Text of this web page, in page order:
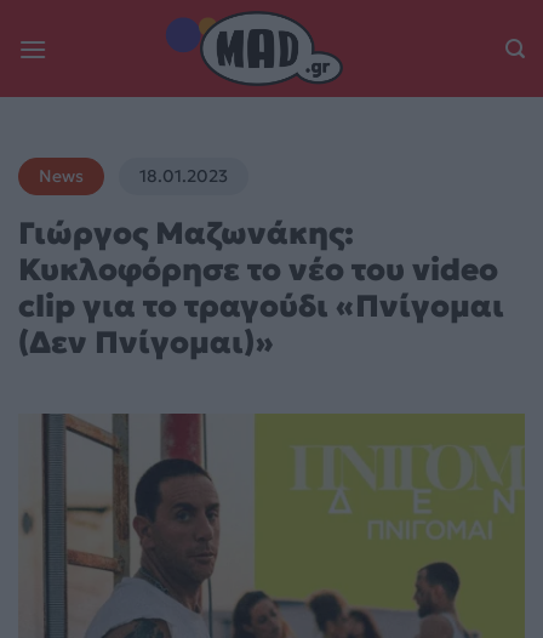
News 18.01.2023
Γιώργος Μαζωνάκης:
Κυκλοφόρησε το νέο του video
clip για το τραγούδι «Πνίγομαι
(Δεν Πνίγομαι)»